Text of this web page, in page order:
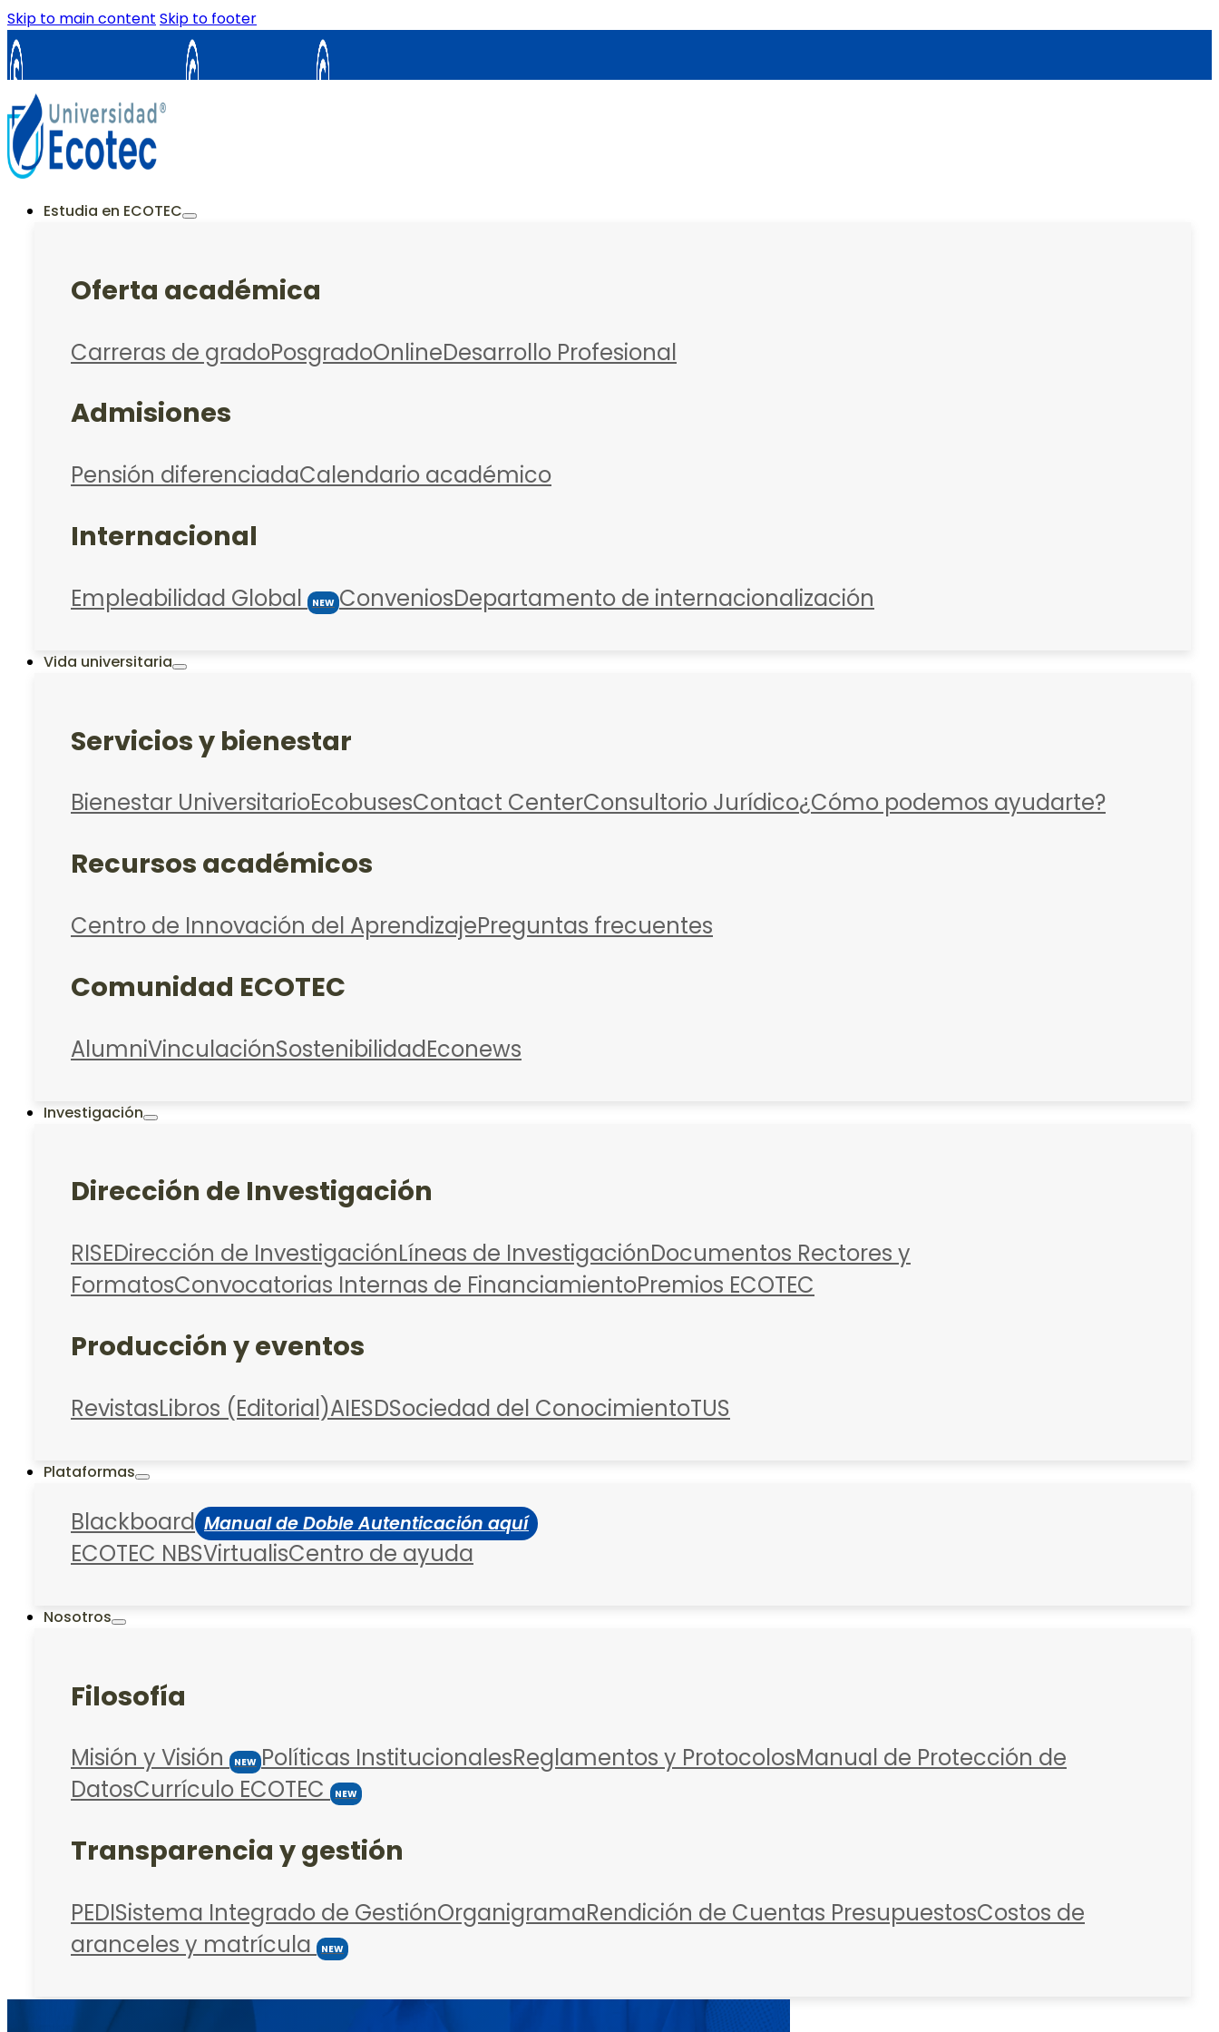
Skip to main content Skip to footer
Samborondón
Estudia en ECOTEC
Oferta académica
Carreras de gradoPosgradoOnlineDesarrollo Profesional
Admisiones
Pensión diferenciadaCalendario académico
Internacional
Empleabilidad Global NEW ConveniosDepartamento de internacionalización
Vida universitaria
Servicios y bienestar
Bienestar UniversitarioEcobusesContact CenterConsultorio Jurídico¿Cómo podemos ayudarte?
Recursos académicos
Centro de Innovación del AprendizajePreguntas frecuentes
Comunidad ECOTEC
AlumniVinculaciónSostenibilidadEconews
Investigación
Dirección de Investigación
RISEDirección de InvestigaciónLíneas de InvestigaciónDocumentos Rectores y
FormatosConvocatorias Internas de FinanciamientoPremios ECOTEC
Producción y eventos
RevistasLibros (Editorial)AIESDSociedad del ConocimientoTUS
Plataformas
Blackboard Manual de Doble Autenticación aquí
ECOTEC NBSVirtualisCentro de ayuda
Nosotros
Filosofía
Misión y Visión NEW Políticas InstitucionalesReglamentos y ProtocolosManual de Protección de
DatosCurrículo ECOTEC NEW
Transparencia y gestión
PEDISistema Integrado de GestiónOrganigramaRendición de Cuentas PresupuestosCostos de
aranceles y matrícula
NEW